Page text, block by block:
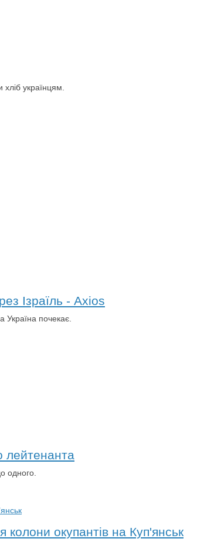
українцям.
Ізраїль - Axios
Україна почекає.
лейтенанта
одного.
колони окупантів на Куп'янськ